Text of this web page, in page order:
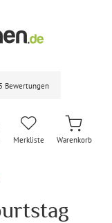
Bewertungen
Merkliste Warenkorb